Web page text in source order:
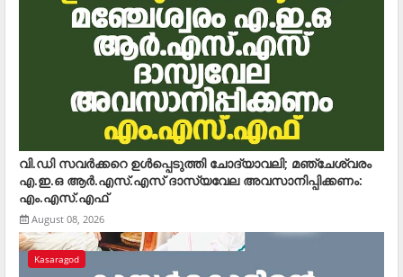
വി.ഡി സവര്‍ക്കറെ ഉള്‍പ്പെടുത്തി ചോദ്യാവലി; മഞ്ചേശ്വരം
എ.ഇ.ഒ ആര്‍.എസ്.എസ് ദാസ്യവേല അവസാനിപ്പിക്കണം:
എം.എസ്.എഫ്
August 08, 2026
Kasaragod